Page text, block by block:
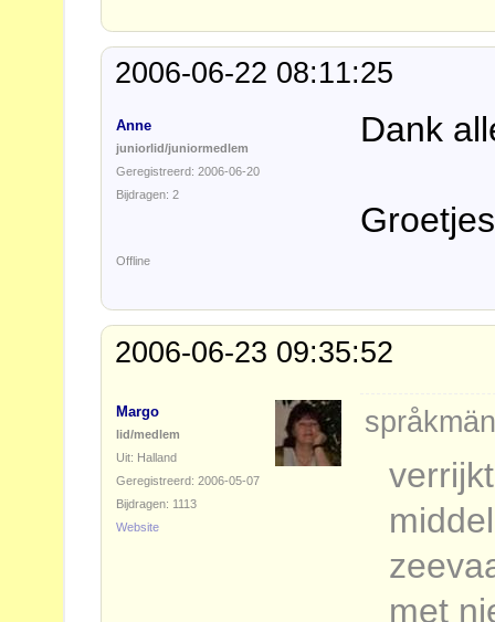
2006-06-22 08:11:25
Anne
juniorlid/juniormedlem
Geregistreerd: 2006-06-20
Bijdragen: 2
Dank
Offline
2006-06-23 09:35:52
Margo
lid/medlem
Uit: Halland
Geregistreerd: 2006-05-07
Bijdragen: 1113
Website
met